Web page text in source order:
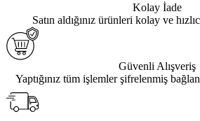
Kolay İade
Satın aldığınız ürünleri kolay ve
Güvenli Alışveriş
Yaptığınız tüm işlemler şifrelenmiş